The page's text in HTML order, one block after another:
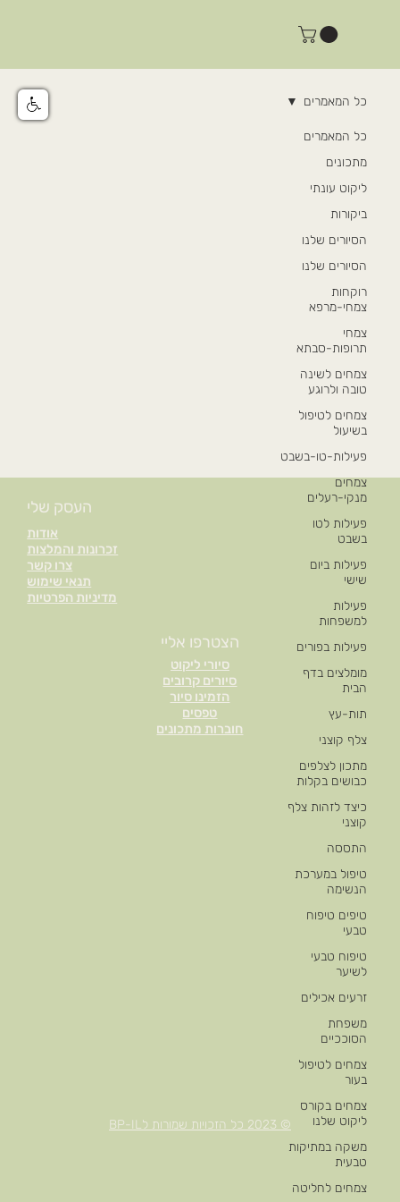
כל המאמרים
מתכונים
ליקוט עונתי
ביקורות
הסיורים שלנו
הסיורים שלנו
רוקחות
צמחי-מרפא
צמחי
תרופות-סבתא
צמחים לשינה
טובה ולרוגע
צמחים לטיפול
בשיעול
פעילות-טו-בשבט
צמחים
מנקי-רעלים
פעילות לטו
בשבט
פעילות ביום
שישי
פעילות
למשפחות
פעילות בפורים
מומלצים בדף
הבית
תות-עץ
צלף קוצני
מתכון לצלפים
כבושים בקלות
כיצד לזהות צלף
קוצני
התססה
טיפול במערכת
הנשימה
טיפים טיפוח
טבעי
טיפוח טבעי
לשיער
זרעים אכילים
משפחת
הסוככיים
צמחים לטיפול
בעור
צמחים בקורס
ליקוט שלנו
משקה במתיקות
טבעית
צמחים לחליטה
כל המאמרים
אודות
זכרונות והמלצות
צרו קשר
תנאי שימוש
מדיניות הפרטיות
העסק שלי
סיורי ליקוט
סיורים קרובים
הזמינו סיור
טפסים
חוברות מתכונים
הצטרפו אליי
© 2023 כל הזכויות שמורות לBP-IL